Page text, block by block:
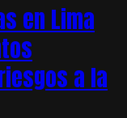
en Lima
a la